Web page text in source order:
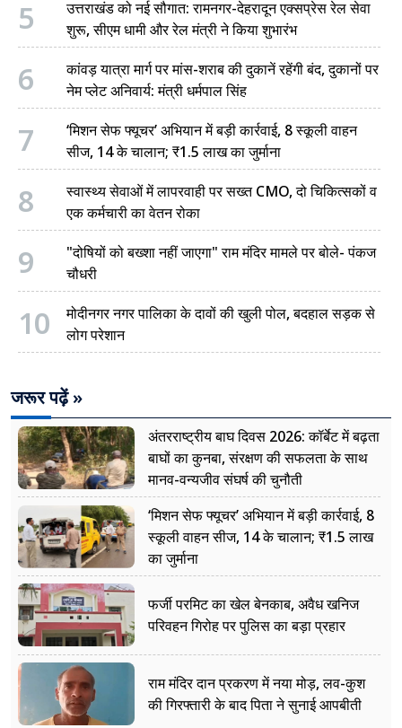
5
उत्तराखंड को नई सौगात: रामनगर-देहरादून एक्सप्रेस रेल सेवा
शुरू, सीएम धामी और रेल मंत्री ने किया शुभारंभ
6
कांवड़ यात्रा मार्ग पर मांस-शराब की दुकानें रहेंगी बंद, दुकानों पर
नेम प्लेट अनिवार्य: मंत्री धर्मपाल सिंह
7
‘मिशन सेफ फ्यूचर’ अभियान में बड़ी कार्रवाई, 8 स्कूली वाहन
सीज, 14 के चालान; ₹1.5 लाख का जुर्माना
8
स्वास्थ्य सेवाओं में लापरवाही पर सख्त CMO, दो चिकित्सकों व
एक कर्मचारी का वेतन रोका
9
"दोषियों को बख्शा नहीं जाएगा" राम मंदिर मामले पर बोले- पंकज
चौधरी
10
मोदीनगर नगर पालिका के दावों की खुली पोल, बदहाल सड़क से
लोग परेशान
जरूर पढ़ें »
अंतरराष्ट्रीय बाघ दिवस 2026: कॉर्बेट में बढ़ता
बाघों का कुनबा, संरक्षण की सफलता के साथ
मानव-वन्यजीव संघर्ष की चुनौती
‘मिशन सेफ फ्यूचर’ अभियान में बड़ी कार्रवाई, 8
स्कूली वाहन सीज, 14 के चालान; ₹1.5 लाख
का जुर्माना
फर्जी परमिट का खेल बेनकाब, अवैध खनिज
परिवहन गिरोह पर पुलिस का बड़ा प्रहार
राम मंदिर दान प्रकरण में नया मोड़, लव-कुश
की गिरफ्तारी के बाद पिता ने सुनाई आपबीती